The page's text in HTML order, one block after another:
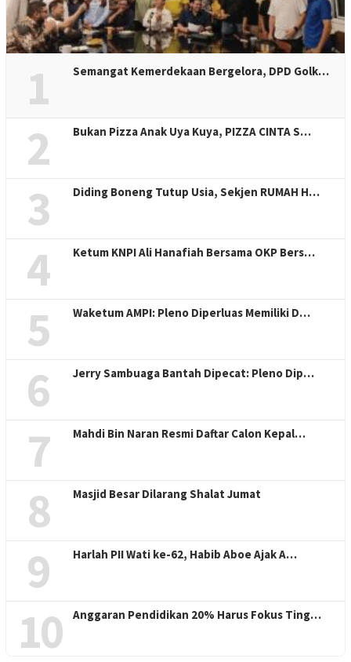
1 Semangat Kemerdekaan Bergelora, DPD Golk…
2 Bukan Pizza Anak Uya Kuya, PIZZA CINTA S…
3 Diding Boneng Tutup Usia, Sekjen RUMAH H…
4 Ketum KNPI Ali Hanafiah Bersama OKP Bers…
5 Waketum AMPI: Pleno Diperluas Memiliki D…
6 Jerry Sambuaga Bantah Dipecat: Pleno Dip…
7 Mahdi Bin Naran Resmi Daftar Calon Kepal…
8 Masjid Besar Dilarang Shalat Jumat
9 Harlah PII Wati ke-62, Habib Aboe Ajak A…
10 Anggaran Pendidikan 20% Harus Fokus Ting…